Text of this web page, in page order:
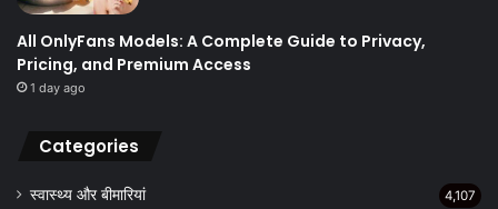
All OnlyFans Models: A Complete Guide to Privacy,
Pricing, and Premium Access
1 day ago
Categories
स्वास्थ्य और बीमारियां 4,107